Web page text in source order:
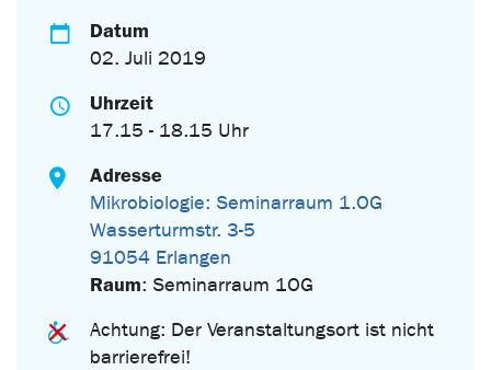
Datum
02. Juli 2019
Uhrzeit
17.15 - 18.15 Uhr
Adresse
Mikrobiologie: Seminarraum 1.OG
Wasserturmstr. 3-5
91054 Erlangen
Raum: Seminarraum 1OG
Achtung: Der Veranstaltungsort ist nicht
barrierefrei!